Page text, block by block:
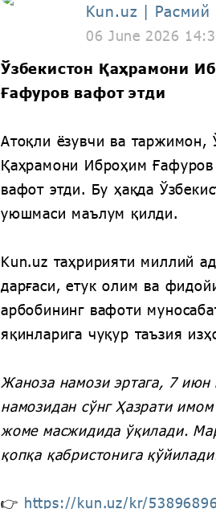
Kun.uz | Расмий
06 June 2026
Ўзбекистон Қаҳрамони
Ғафуров вафот этди
Атоқли ёзувчи ва таржимон,
Қаҳрамони Иброҳим
вафот этди. Бу ҳақда
уюшмаси маълум қилди.
Kun.uz таҳририяти миллий
дарғаси, етук олим ва
арбобининг вафоти
яқинларига чуқур таъзия
Жаноза намози эртага, 7
намозидан сўнг Ҳазрати
жоме масжидида ўқилади.
қопқа қабристонига
👉 https://kun.uz/kr/